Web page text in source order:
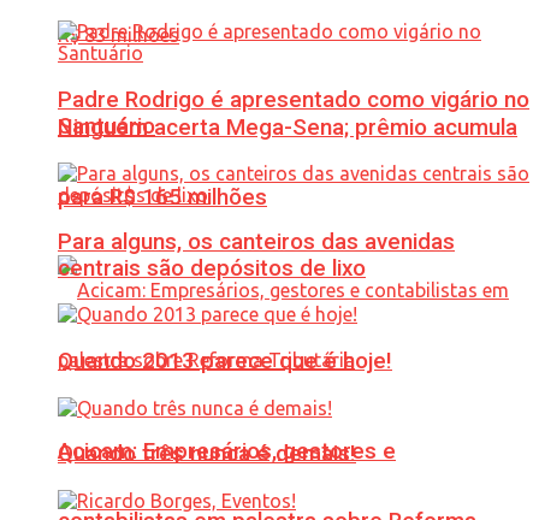
Ninguém acerta Mega-Sena; prêmio acumula
para R$ 165 milhões
Acicam: Empresários, gestores e
Padre Rodrigo é apresentado como vigário no
Santuário
Para alguns, os canteiros das avenidas
centrais são depósitos de lixo
Quando 2013 parece que é hoje!
Quando três nunca é demais!